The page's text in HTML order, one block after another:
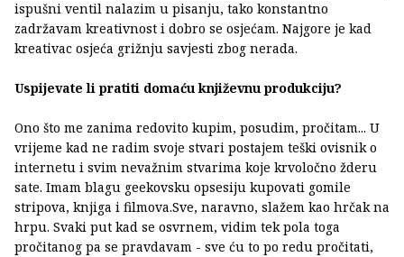
ispušni ventil nalazim u pisanju, tako konstantno
zadržavam kreativnost i dobro se osjećam. Najgore je kad
kreativac osjeća grižnju savjesti zbog nerada.
Uspijevate li pratiti domaću književnu produkciju?
Ono što me zanima redovito kupim, posudim, pročitam... U
vrijeme kad ne radim svoje stvari postajem teški ovisnik o
internetu i svim nevažnim stvarima koje krvoločno žderu
sate. Imam blagu geekovsku opsesiju kupovati gomile
stripova, knjiga i filmova.Sve, naravno, slažem kao hrčak na
hrpu. Svaki put kad se osvrnem, vidim tek pola toga
pročitanog pa se pravdavam - sve ću to po redu pročitati,